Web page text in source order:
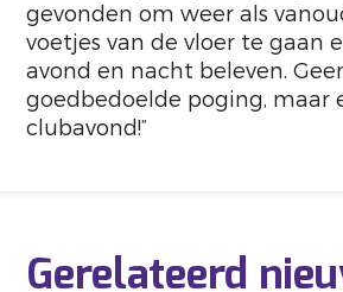
gevonden om weer als
voetjes van de vloer te gaan
avond en nacht beleven.
goedbedoelde poging, maar
clubavond!”
Gerelateerd